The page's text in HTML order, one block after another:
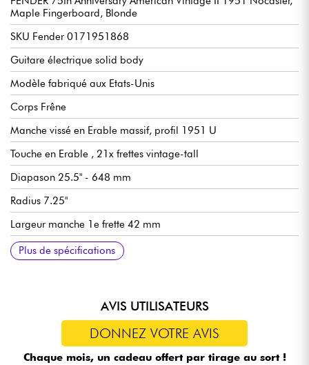
Maple Fingerboard, Blonde
SKU Fender 0171951868
Guitare électrique solid body
Modèle fabriqué aux Etats-Unis
Corps Frêne
Manche vissé en Erable massif, profil 1951 U
Touche en Erable , 21x frettes vintage-tall
Diapason 25.5" - 648 mm
Radius 7.25"
Largeur manche 1e frette 42 mm
Micros simple-bobinage Fender 75th Anniversary Blackguard
Single-Coil Tele
Volume général
Tonalité générale
Sélecteur micros 3x positions
Chevalet Fender Pure Vintage 3-Saddle Tele® with Brass Barrel
Saddles, Serialized
Mécaniques Fender Pure Vintage Single Line "Fender Deluxe"
Finition Heirloom™ Nitrocellulose Lacquer
Vendue avec étui Fender Vintage-Style Tweed (Crushed Red
Interior)
Tirants de cordes recommandées (accordage standard) : 9.42,
9.46Plus de spécifications
AVIS UTILISATEURS
DONNEZ VOTRE AVIS
Chaque mois, un cadeau offert par tirage au sort !